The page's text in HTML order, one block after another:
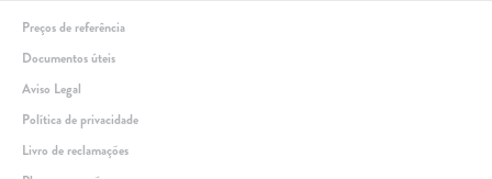
Preços de referência
Documentos úteis
Aviso Legal
Política de privacidade
Livro de reclamações